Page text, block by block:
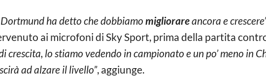
ha detto che dobbiamo migliorareancora e
ai microfoni di Sky Sport, prima della partita
crescita, lo stiamo vedendo in campionato e un po’ meno in
ad alzare il livello”, aggiunge.